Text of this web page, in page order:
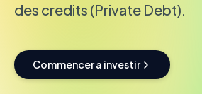
des credits (Private Debt).
Commencer a investir